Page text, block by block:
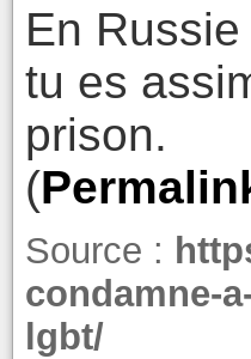
En
tu es
prison.
(
Source :
condamne-
lgbt/